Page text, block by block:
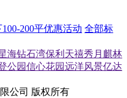
100-200平优惠活动 全部标
海钻石湾保利天禧秀月麒林
公园信心花园远洋风景亿达
公司 版权所有